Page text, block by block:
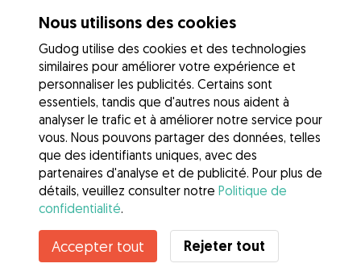
Nous utilisons des cookies
Gudog utilise des cookies et des technologies
similaires pour améliorer votre expérience et
personnaliser les publicités. Certains sont
essentiels, tandis que d'autres nous aident à
analyser le trafic et à améliorer notre service pour
vous. Nous pouvons partager des données, telles
que des identifiants uniques, avec des
partenaires d'analyse et de publicité. Pour plus de
détails, veuillez consulter notre Politique de
confidentialité.
Accepter tout Rejeter tout